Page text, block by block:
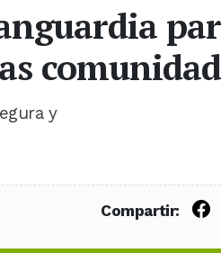
y
Compartir: